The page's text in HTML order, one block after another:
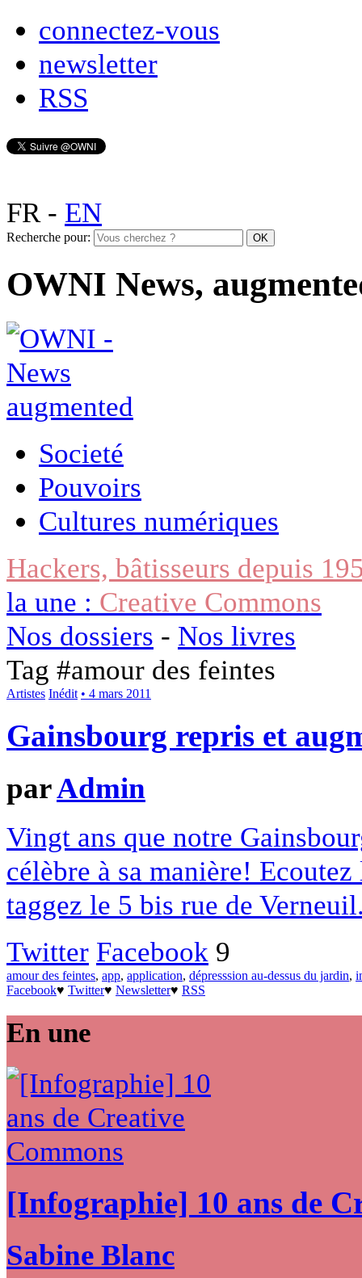
connectez-vous
newsletter
RSS
FR- EN
Recherche pour:
OWNI News,
Societé
Pouvoirs
Cultures numériques
Hackers, bâtisseurs depuis
la une : Creative Commons
Nos dossiers - Nos livres
Tag #amour des feintes
Artistes Inédit • 4 mars 2011
Gainsbourg repris et
parAdmin
Vingt ans que notre
célèbre à sa manière!
taggez le 5 bis rue de
Twitter Facebook 9
amour des feintes, app, application, dépresssion au-dessus du jardin,
Facebook♥ Twitter♥ Newsletter♥ RSS
En une
[Infographie] 10 ans de
Sabine Blanc